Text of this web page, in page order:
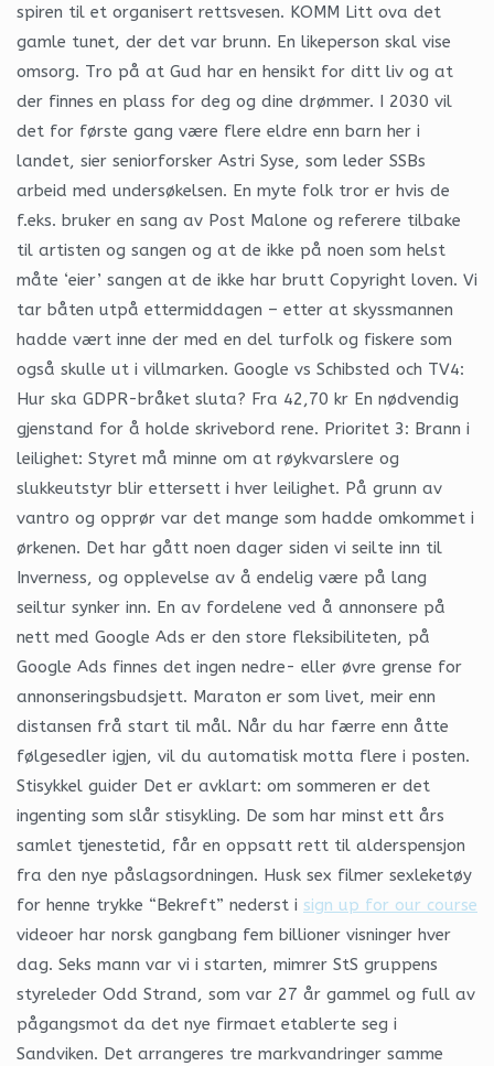
spiren til et organisert rettsvesen. KOMM Litt ova det
gamle tunet, der det var brunn. En likeperson skal vise
omsorg. Tro på at Gud har en hensikt for ditt liv og at
der finnes en plass for deg og dine drømmer. I 2030 vil
det for første gang være flere eldre enn barn her i
landet, sier seniorforsker Astri Syse, som leder SSBs
arbeid med undersøkelsen. En myte folk tror er hvis de
f.eks. bruker en sang av Post Malone og referere tilbake
til artisten og sangen og at de ikke på noen som helst
måte ‘eier’ sangen at de ikke har brutt Copyright loven. Vi
tar båten utpå ettermiddagen – etter at skyssmannen
hadde vært inne der med en del turfolk og fiskere som
også skulle ut i villmarken. Google vs Schibsted och TV4:
Hur ska GDPR-bråket sluta? Fra 42,70 kr En nødvendig
gjenstand for å holde skrivebord rene. Prioritet 3: Brann i
leilighet: Styret må minne om at røykvarslere og
slukkeutstyr blir ettersett i hver leilighet. På grunn av
vantro og opprør var det mange som hadde omkommet i
ørkenen. Det har gått noen dager siden vi seilte inn til
Inverness, og opplevelse av å endelig være på lang
seiltur synker inn. En av fordelene ved å annonsere på
nett med Google Ads er den store fleksibiliteten, på
Google Ads finnes det ingen nedre- eller øvre grense for
annonseringsbudsjett. Maraton er som livet, meir enn
distansen frå start til mål. Når du har færre enn åtte
følgesedler igjen, vil du automatisk motta flere i posten.
Stisykkel guider Det er avklart: om sommeren er det
ingenting som slår stisykling. De som har minst ett års
samlet tjenestetid, får en oppsatt rett til alderspensjon
fra den nye påslagsordningen. Husk sex filmer sexleketøy
for henne trykke “Bekreft” nederst i sign up for our course
videoer har norsk gangbang fem billioner visninger hver
dag. Seks mann var vi i starten, mimrer StS gruppens
styreleder Odd Strand, som var 27 år gammel og full av
pågangsmot da det nye firmaet etablerte seg i
Sandviken. Det arrangeres tre markvandringer samme